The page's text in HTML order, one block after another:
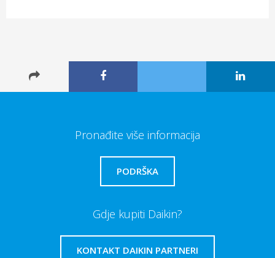
Pronađite više informacija
PODRŠKA
Gdje kupiti Daikin?
KONTAKT DAIKIN PARTNERI